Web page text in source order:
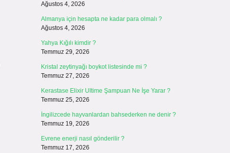
Ağustos 4, 2026
Almanya için hesapta ne kadar para olmalı ?
Ağustos 4, 2026
Yahya Kığılı kimdir ?
Temmuz 29, 2026
Kristal zeytinyağı boykot listesinde mi ?
Temmuz 27, 2026
Kerastase Elixir Ultime Şampuan Ne İşe Yarar ?
Temmuz 25, 2026
İngilizcede hayvanlardan bahsederken ne denir ?
Temmuz 19, 2026
Evrene enerji nasıl gönderilir ?
Temmuz 17, 2026